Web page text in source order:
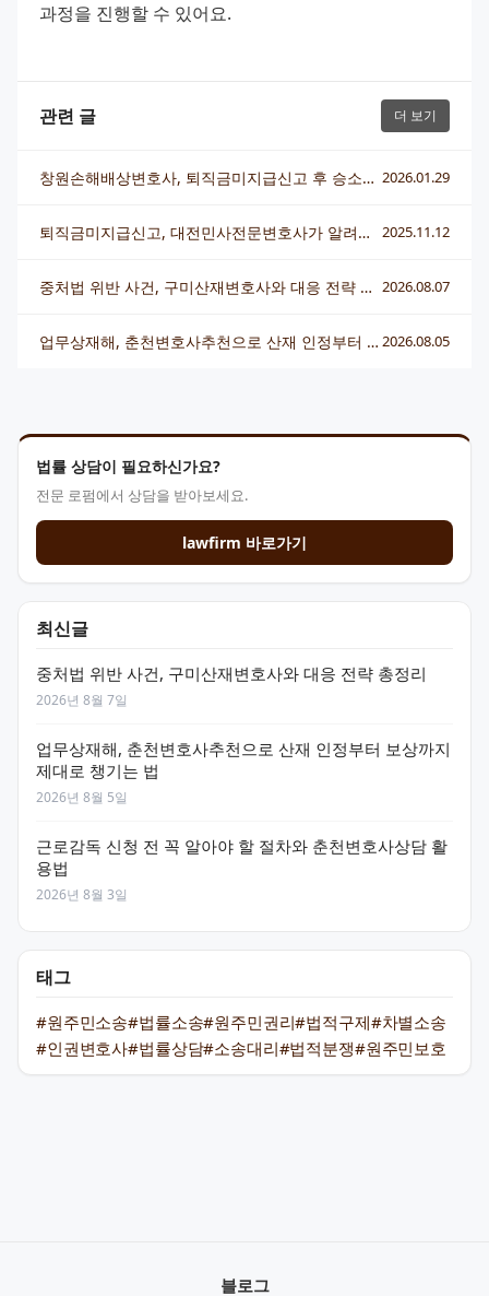
법률 상담이 필요하신가요?
전문 로펌에서 상담을 받아보세요.
lawfirm 바로가기
최신글
중처법 위반 사건, 구미산재변호사와 대응 전략 총정리
2026년 8월 7일
업무상재해, 춘천변호사추천으로 산재 인정부터 보상까지
제대로 챙기는 법
2026년 8월 5일
근로감독 신청 전 꼭 알아야 할 절차와 춘천변호사상담 활
용법
2026년 8월 3일
태그
#원주민소송#법률소송#원주민권리#법적구제#차별소송
#인권변호사#법률상담#소송대리#법적분쟁#원주민보호
과정을 진행할 수 있어요.
관련 글 더 보기
창원손해배상변호사, 퇴직금미지급신고 후 승소하는 핵심 전략 2026.01.29
퇴직금미지급신고, 대전민사전문변호사가 알려주는 확실한 해결책 2025.11.12
중처법 위반 사건, 구미산재변호사와 대응 전략 총정리 2026.08.07
업무상재해, 춘천변호사추천으로 산재 인정부터 보상까지 제대로 챙기는 법 2026.08.05
블로그